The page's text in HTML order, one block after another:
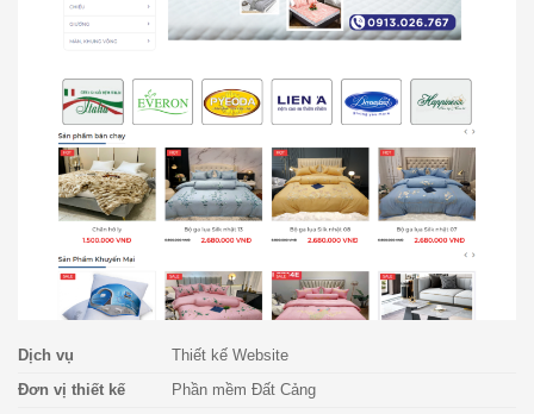
Dịch vụ
Thiết kế Website
Đơn vị thiết kế
Phần mềm Đất Cảng